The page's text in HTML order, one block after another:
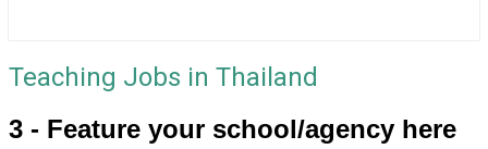
Teaching Jobs in Thailand
3 - Feature your school/agency here